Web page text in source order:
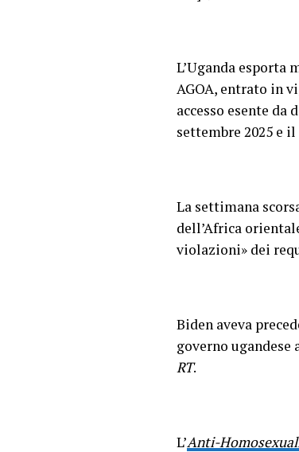
L’Uganda
AGOA, entrato in
accesso esente
settembre 2025 e
La settimana
dell’Africa
violazioni» dei
Biden aveva
governo
RT.
L’Anti-